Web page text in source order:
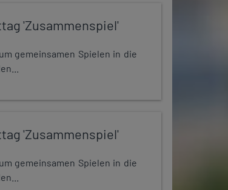
'Zusammenspiel'
gemeinsamen Spielen in die
'Zusammenspiel'
gemeinsamen Spielen in die